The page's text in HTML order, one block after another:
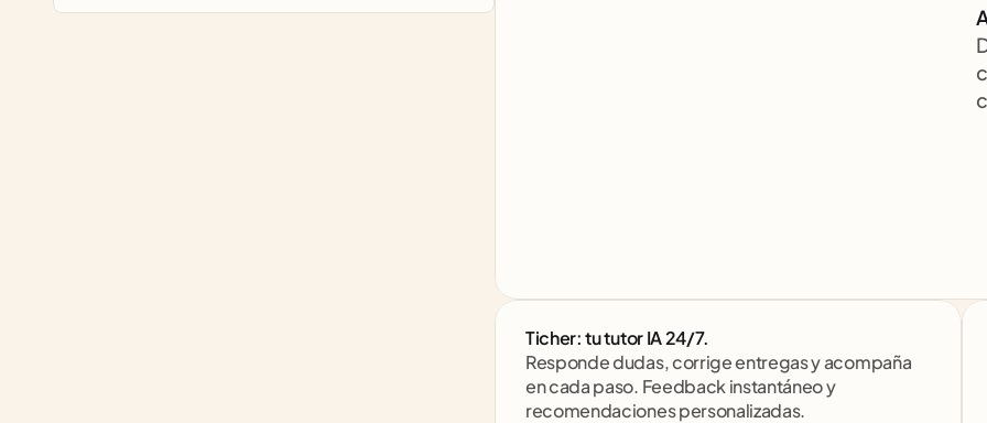
Ticher: tu tutor IA 24/7.
Responde dudas, corrige entregas y acompaña
en cada paso. Feedback instantáneo y
recomendaciones personalizadas.